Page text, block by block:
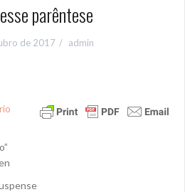
parêntese
de 2017 admin